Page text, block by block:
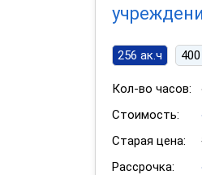
256 ак.ч
Кол-во часов:
Стоимость:
Старая цена:
Рассрочка: